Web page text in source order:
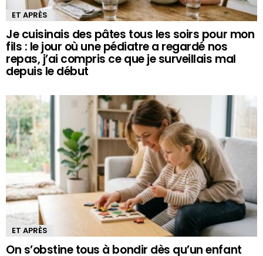
ET APRÈS
Je cuisinais des pâtes tous les soirs pour mon
fils : le jour où une pédiatre a regardé nos
repas, j’ai compris ce que je surveillais mal
depuis le début
ET APRÈS
On s’obstine tous à bondir dès qu’un enfant